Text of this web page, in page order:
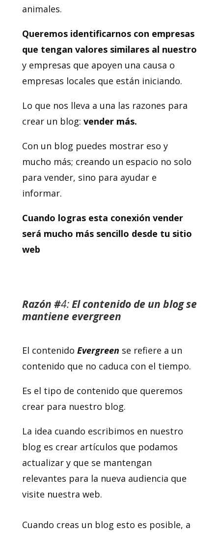
animales.
Queremos identificarnos con empresas
que tengan valores similares al nuestro
y empresas que apoyen una causa o
empresas locales que están iniciando.
Lo que nos lleva a una las razones para
crear un blog: vender más.
Con un blog puedes mostrar eso y
mucho más; creando un espacio no solo
para vender, sino para ayudar e
informar.
Cuando logras esta conexión vender
será mucho más sencillo desde tu sitio
web
Razón #4:El contenido de un blog se
mantiene evergreen
El contenido Evergreen se refiere a un
contenido que no caduca con el tiempo.
Es el tipo de contenido que queremos
crear para nuestro blog.
La idea cuando escribimos en nuestro
blog es crear artículos que podamos
actualizar y que se mantengan
relevantes para la nueva audiencia que
visite nuestra web.
Cuando creas un blog esto es posible, a